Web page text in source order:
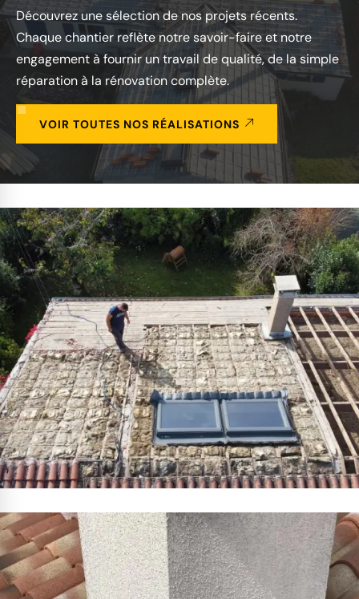
Découvrez une sélection de nos projets récents.
Chaque chantier reflète notre savoir-faire et notre
engagement à fournir un travail de qualité, de la simple
réparation à la rénovation complète.
VOIR TOUTES NOS RÉALISATIONS